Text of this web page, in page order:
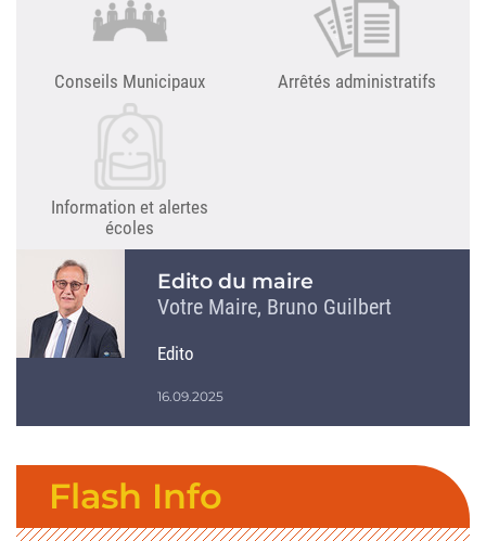
Conseils Municipaux Arrêtés administratifs
Information et alertes
écoles
Edito du maire
Votre Maire, Bruno Guilbert
Edito
16.09.2025
Flash Info